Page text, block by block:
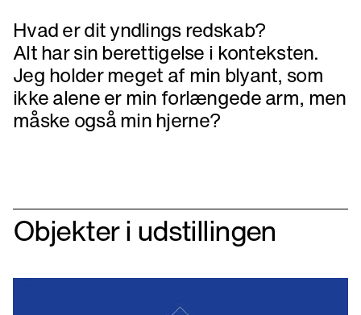
Hvad er dit yndlings redskab?
Alt har sin berettigelse i konteksten.
Jeg holder meget af min blyant, som
ikke alene er min forlængede arm, men
måske også min hjerne?
Objekter i udstillingen